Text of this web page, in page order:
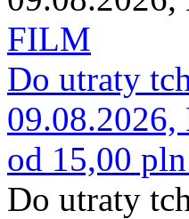
FILM
Do utraty
09.08.2026,
od 15,00 pln
Do utraty